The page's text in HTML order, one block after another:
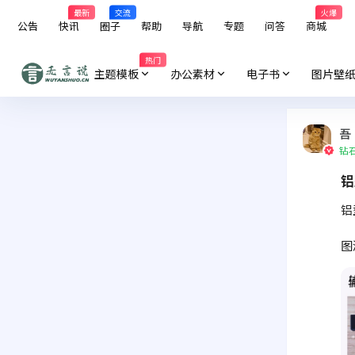
公告 快讯
最新
圈子
交流
帮助 导航 专题 问答 商城
火爆
主题模板
热门
办公素材 电子书 图片壁纸
吾
钻